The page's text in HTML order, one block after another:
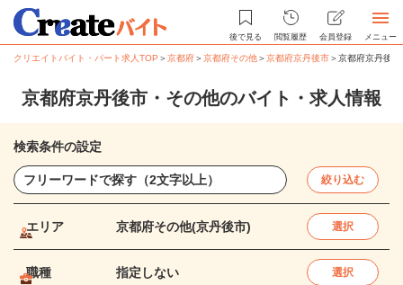
後で見る 閲覧履歴 会員登録 メニュー
クリエイトバイト・パート求人TOP ＞京都府＞京都府その他＞京都府京丹後市＞京都府京丹後
京都府京丹後市・その他のバイト・求人情報
検索条件の設定
絞り込む
エリア 京都府その他(京丹後市) 選択
職種 指定しない 選択